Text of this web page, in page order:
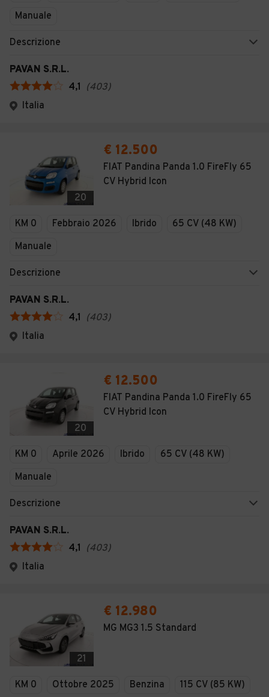
Manuale
Descrizione
PAVAN S.R.L.
4,1 (403)
Italia
20
€ 12.500
FIAT Pandina Panda 1.0 FireFly 65
CV Hybrid Icon
KM 0 Febbraio 2026 Ibrido
65 CV (48 KW)
Manuale
Descrizione
PAVAN S.R.L.
4,1 (403)
Italia
20
€ 12.500
FIAT Pandina Panda 1.0 FireFly 65
CV Hybrid Icon
KM 0 Aprile 2026 Ibrido
65 CV (48 KW)
Manuale
Descrizione
PAVAN S.R.L.
4,1 (403)
Italia
21
€ 12.980
MG MG3 1.5 Standard
KM 0 Ottobre 2025 Benzina 115 CV (85 KW)